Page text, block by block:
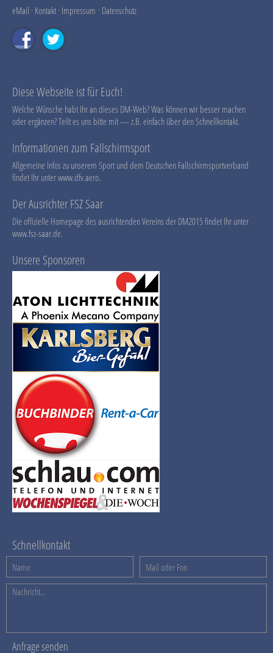
eMail · Kontakt · Impressum · Datenschutz
Diese Webseite ist für Euch!
Welche Wünsche habt Ihr an dieses DM-Web? Was können wir besser machen
oder ergänzen? Teilt es uns bitte mit — z.B. einfach über den Schnellkontakt.
Informationen zum Fallschirmsport
Allgemeine Infos zu unserem Sport und dem Deutschen Fallschirmsportverband
findet Ihr unterwww.dfv.aero.
Der Ausrichter FSZ Saar
Die offizielle Homepage des ausrichtenden Vereins der DM2015 findet Ihr unter
www.fsz-saar.de.
Unsere Sponsoren
Schnellkontakt